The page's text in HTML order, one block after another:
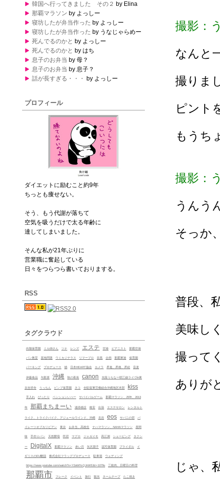
撮影：
なんと
撮りま
ピント
もうち
撮影：
うんう
そっか
普段、
美味し
撮って
ありが
じゃ、
韓国へ行ってきました その２ by Elina
那覇マラソン by よっしー
寝坊したが弁当作った by よっしー
寝坊したが弁当作った by うなじゃらめー
死んでるのかと by よっしー
死んでるのかと by はち
息子のお弁当 by 母？
息子のお弁当 by 息子？
話が長すぎる・・・
by よっしー
プロフィール
ダイエットに励むこと約9年
ちっとも痩せない。
そう、もう代謝が落ちて
空気を吸うだけで太る年齢に
達してしまいました。
そんな私が21年ぶりに
営業職に奮起している
日々をつらつら書いておりまする。
RSS
タグクラウド
向陽保育園 ミル姉さん ツナ レンズ エステ 空港 ピアニスト 那覇空港
パン教室 基地問題 ウミカジテラス リマープロ 目黒 企画 那覇軍港 保育園
パーキング プロデュース 猫 日本HEART協会 カメラ 昇進、昇格、昇給 音楽
伊藤食品 与那原 沖縄 秋の夜長 canon 光龍うちなー唄三線ライヴin東
京吉祥寺 うっちん ビンプ保育園 ネコ 全駐留軍労働組合沖縄地区本部 kiss
手入れ ぴったり ペンションいぺー サバイバルゲーム 那覇マラソン、25年、2013
年 那覇まちまーい 浦添移設 格安 出張 エステサロン レンタルト
ライク、トライクバイク、アジュールウインド、沖縄 北谷 eos サバニの宿 パ
イレーツオブカリビアン 東京 お弁当、高校生 ナハマラソン、NAHAマラソン 座間
味 手作りパン 天然酵母 民宿 マグロ ジャガイモ 髙江洲 シェービング タクシ
ー DigitalX 那覇マラソン 赤い月 矢沢朋子 認可保育園 ブライダル イ
ギリスのEU離脱 株式会社フラッグプロデュース 駐車場 ウェディング
https://www.youtube.com/watch?v=Y2aWN-QJnWE&t=1079s 三枚肉、日曜日の料理
那覇市 フレーク イベント 旅行 観光 ネームテープ たこ焼き